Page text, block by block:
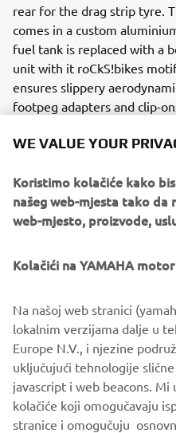
rear for the drag strip tyre.
comes in a custom
fuel tank is replaced with a
unit with it roCkS!bikes
ensures slippery
footpeg adapters and clip-
extra bling and Brembo
A host of Motogadget parts
m-switch and m-blaze turn
the year to celebrate 30
milestone a classic paint job
Taken from the 70s, the
scheme is pure icon,
VMAX, but also 60 years of
airbrushed and then gloss
builders.
WE VALUE YOUR
Koristimo kolačiće kako
našeg web-mjesta tako da
web-mjesto, proizvode,
Kolačići na YAMAHA
Na našoj web stranici
lokalnim verzijama dalje u
Europe N.V., i njezine
uključujući tehnologije
javascript i web beacons.
kolačiće koji omogučavaju
stranice i omogučuju